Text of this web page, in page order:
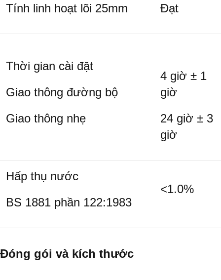
Tính linh hoạt lõi 25mm Đạt
Thời gian cài đặt
Giao thông đường bộ
Giao thông nhẹ
4 giờ ± 1
giờ
24 giờ ± 3
giờ
Hấp thụ nước
BS 1881 phần 122:1983
<1.0%
Đóng gói và kích thước